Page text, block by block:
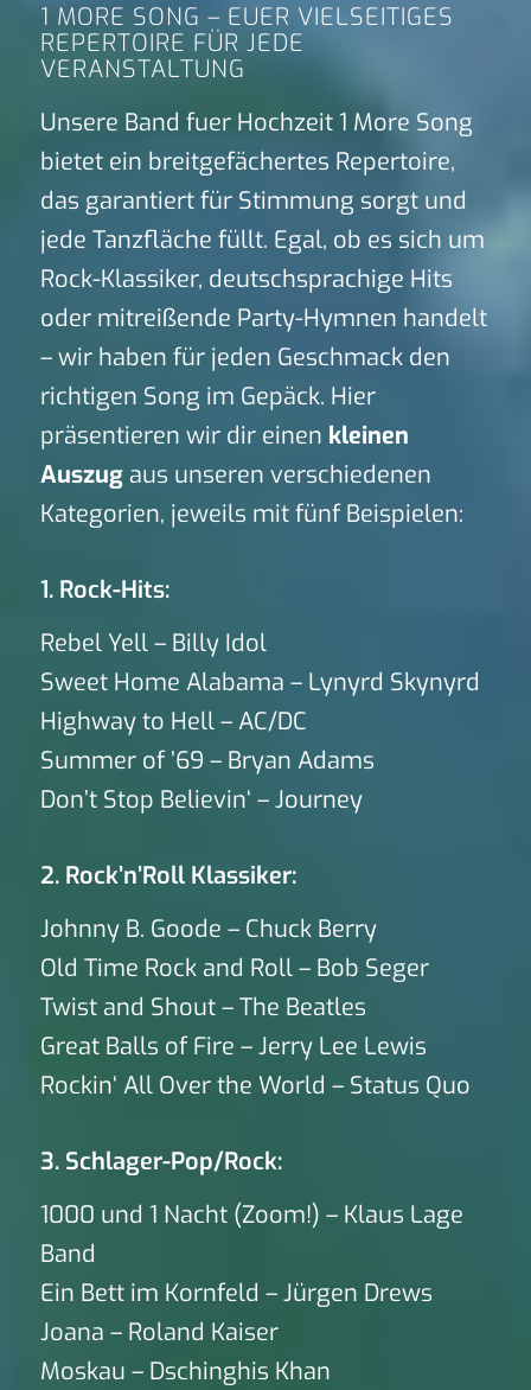
1 MORE SONG – EUER VIELSEITIGES
REPERTOIRE FÜR JEDE
VERANSTALTUNG
Unsere Band fuer Hochzeit 1 More Song
bietet ein breitgefächertes Repertoire,
das garantiert für Stimmung sorgt und
jede Tanzfläche füllt. Egal, ob es sich um
Rock-Klassiker, deutschsprachige Hits
oder mitreißende Party-Hymnen handelt
– wir haben für jeden Geschmack den
richtigen Song im Gepäck. Hier
präsentieren wir dir einen kleinen
Auszugaus unseren verschiedenen
Kategorien, jeweils mit fünf Beispielen:
1. Rock-Hits:
Rebel Yell – Billy Idol
Sweet Home Alabama – Lynyrd Skynyrd
Highway to Hell – AC/DC
Summer of ’69 – Bryan Adams
Don’t Stop Believin‘ – Journey
2. Rock’n’Roll Klassiker:
Johnny B. Goode – Chuck Berry
Old Time Rock and Roll – Bob Seger
Twist and Shout – The Beatles
Great Balls of Fire – Jerry Lee Lewis
Rockin‘ All Over the World – Status Quo
3. Schlager-Pop/Rock:
1000 und 1 Nacht (Zoom!) – Klaus Lage
Band
Ein Bett im Kornfeld – Jürgen Drews
Joana – Roland Kaiser
Moskau – Dschinghis Khan